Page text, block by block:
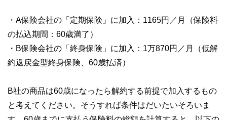
・A保険会社の「定期保険」に加入：1165円／月（保険料
の払込期間：60歳満了）
・B保険会社の「終身保険」に加入：1万870円／月（低解
約返戻金型終身保険、60歳払済）
B社の商品は60歳になったら解約する前提で加入するもの
と考えてください。そうすれば条件はだいたいそろいま